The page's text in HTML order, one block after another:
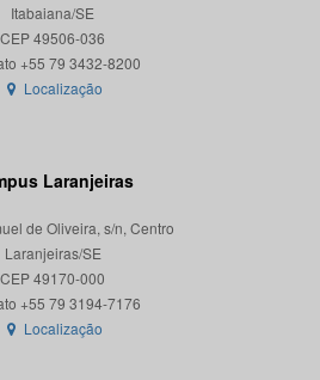
Itabaiana/SE
CEP 49506-036
Localização
Laranjeiras
de Oliveira, s/n, Centro
Laranjeiras/SE
CEP 49170-000
Localização